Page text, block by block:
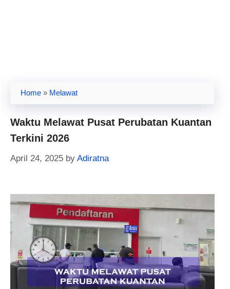
Home » Melawat
Waktu Melawat Pusat Perubatan Kuantan
Terkini 2026
April 24, 2025 by Adiratna